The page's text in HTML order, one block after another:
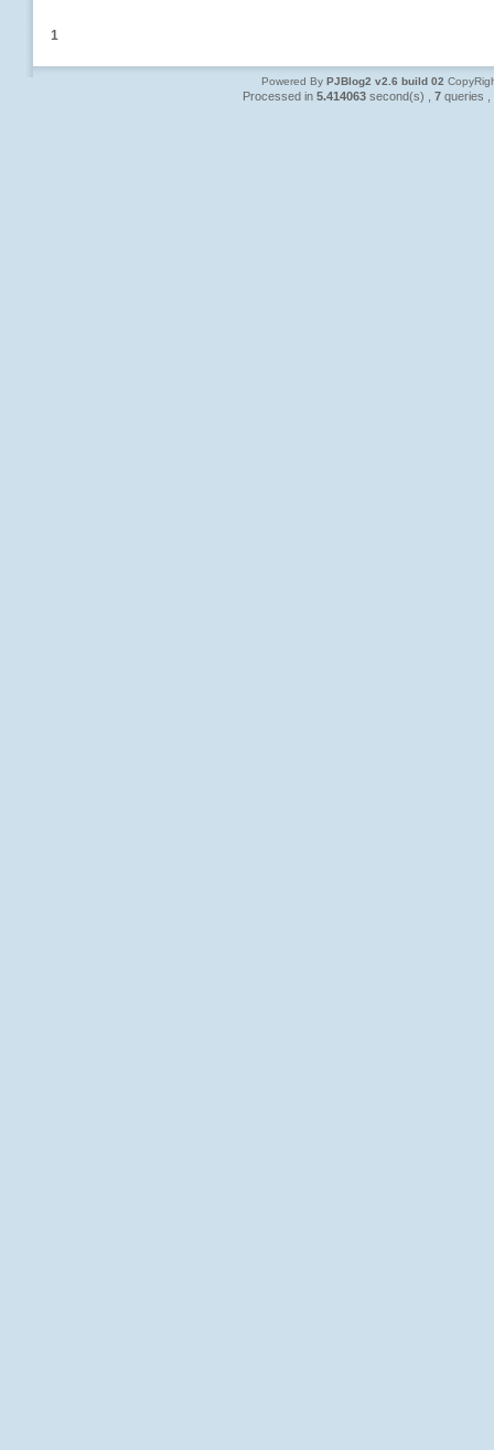
1
Powered By PJBlog2 v2.6 build 02
Processed in 5.414063second(s) , 7queries ,